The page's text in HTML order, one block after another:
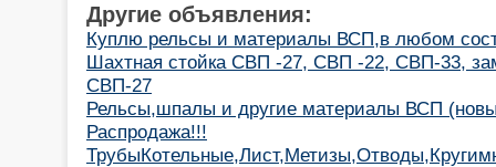
Другие объявления:
Куплю рельсы и материалы ВСП,в любом
Шахтная стойка СВП -27, СВП -22, СВП-33,
СВП-27
Рельсы,шпалы и другие материалы ВСП
Распродажа!!!